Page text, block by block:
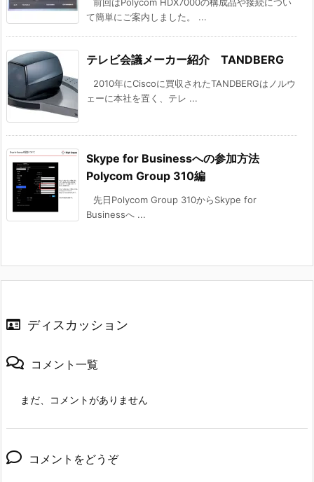
前回はPolycom HDX7000の構成品や接続につい
て簡単にご案内しました。 ...
テレビ会議メーカー紹介 TANDBERG
2010年にCiscoに買収されたTANDBERGはノルウ
ェーに本社を置く、テレ ...
Skype for Businessへの参加方法
Polycom Group 310編
先日Polycom Group 310からSkype for
Businessへ ...
ディスカッション
コメント一覧
まだ、コメントがありません
コメントをどうぞ